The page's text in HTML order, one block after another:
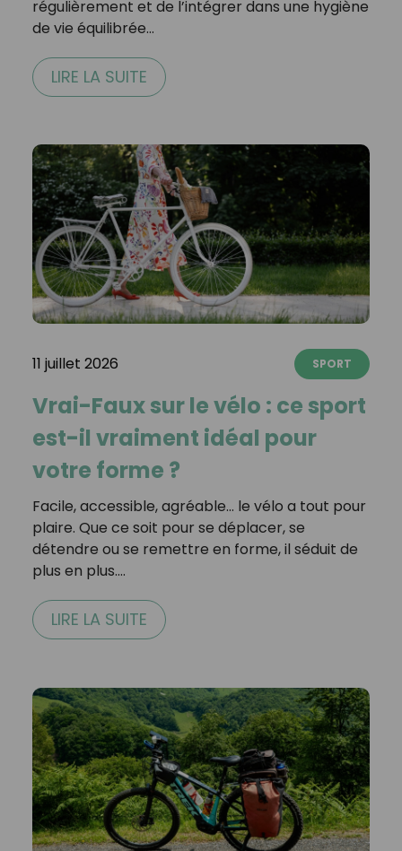
régulièrement et de l’intégrer dans une hygiène
de vie équilibrée…
LIRE LA SUITE
11 juillet 2026 SPORT
Vrai-Faux sur le vélo : ce sport
est-il vraiment idéal pour
votre forme ?
Facile, accessible, agréable… le vélo a tout pour
plaire. Que ce soit pour se déplacer, se
détendre ou se remettre en forme, il séduit de
plus en plus.…
LIRE LA SUITE